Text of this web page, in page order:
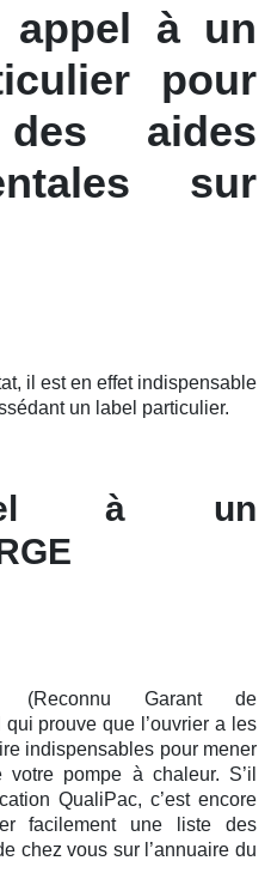
appel à un
pour
aides
sur
il est en effet indispensable
un label particulier.
à un
(Reconnu Garant de
qui prouve que l’ouvrier a les
indispensables pour mener
pompe à chaleur. S’il
QualiPac, c’est encore
facilement une liste des
chez vous sur l’annuaire du